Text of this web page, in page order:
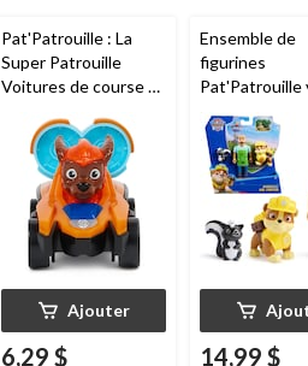
Pat'Patrouille : La
Super Patrouille
Voitures de course La
choix variés
Ajouter
6,29 $
Ensemble de
figurines
Pat'Patrouille
paq. 3, 3 ans
14,99 $